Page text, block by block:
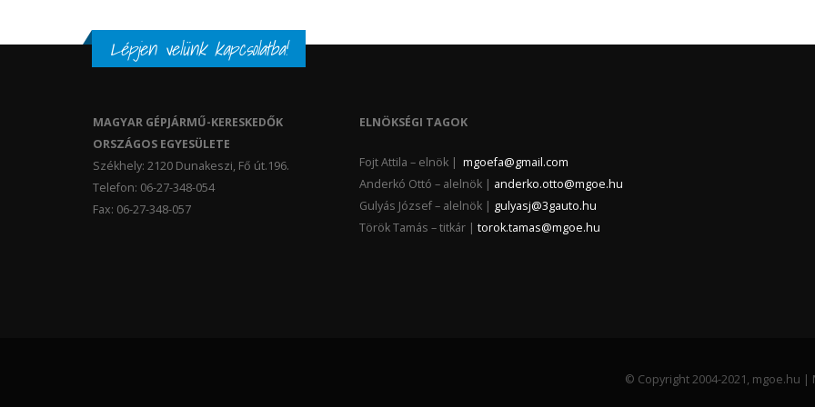
Lépjen velünk kapcsolatba!
MAGYAR GÉPJÁRMŰ-KERESKEDŐK
ORSZÁGOS EGYESÜLETE
Székhely: 2120 Dunakeszi, Fő út.196.
Telefon: 06-27-348-054
Fax: 06-27-348-057
ELNÖKSÉGI TAGOK
Fojt Attila – elnök | mgoefa@gmail.com
Anderkó Ottó – alelnök | anderko.otto@mgoe.hu
Gulyás József – alelnök | gulyasj@3gauto.hu
Török Tamás – titkár | torok.tamas@mgoe.hu
© Copyright 2004-2021, mgoe.hu